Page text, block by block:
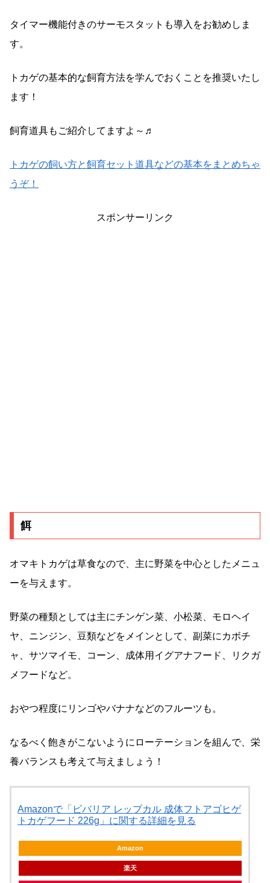
タイマー機能付きのサーモスタットも導入をお勧めしま
す。
トカゲの基本的な飼育方法を学んでおくことを推奨いたし
ます！
飼育道具もご紹介してますよ～♬
トカゲの飼い方と飼育セット道具などの基本をまとめちゃ
うぞ！
スポンサーリンク
餌
オマキトカゲは草食なので、主に野菜を中心としたメニュ
ーを与えます。
野菜の種類としては主にチンゲン菜、小松菜、モロヘイ
ヤ、ニンジン、豆類などをメインとして、副菜にカボチ
ャ、サツマイモ、コーン、成体用イグアナフード、リクガ
メフードなど。
おやつ程度にリンゴやバナナなどのフルーツも。
なるべく飽きがこないようにローテーションを組んで、栄
養バランスも考えて与えましょう！
Amazonで「ビバリア レップカル 成体フトアゴヒゲ
トカゲフード 226g」に関する詳細を見る
Amazon
楽天